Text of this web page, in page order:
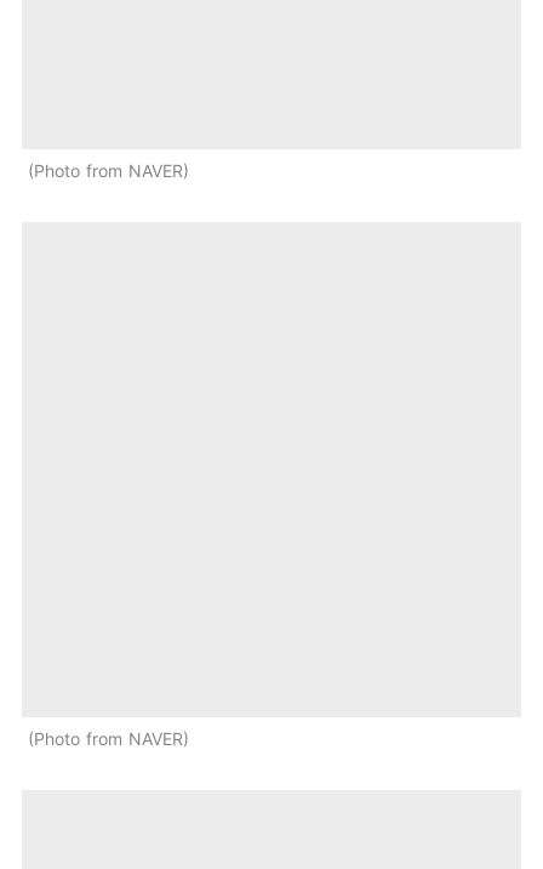
Photo from NAVER
Photo from NAVER